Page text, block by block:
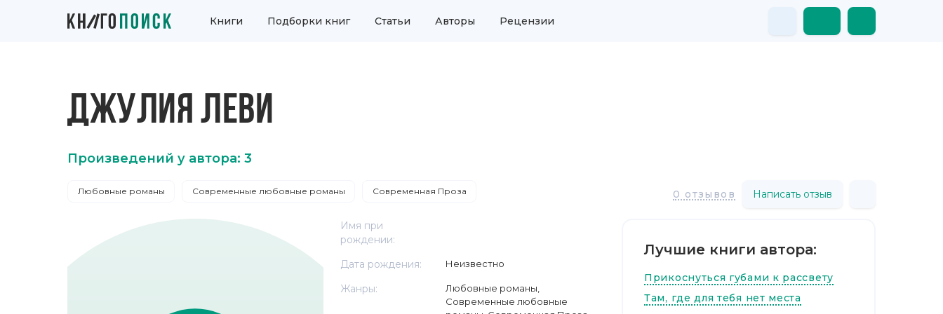
Книги Подборки книг Статьи Авторы Рецензии
ДЖУЛИЯ ЛЕВИ
Произведений у автора: 3
Любовные романы Современные любовные романы Современная Проза 0 отзывов Написать отзыв
Имя при
рождении:
Дата рождения:
Неизвестно
Жанры: Любовные романы
Современные любовные
Лучшие книги автора:
Прикоснуться губами к рассвету
Там, где для тебя нет места